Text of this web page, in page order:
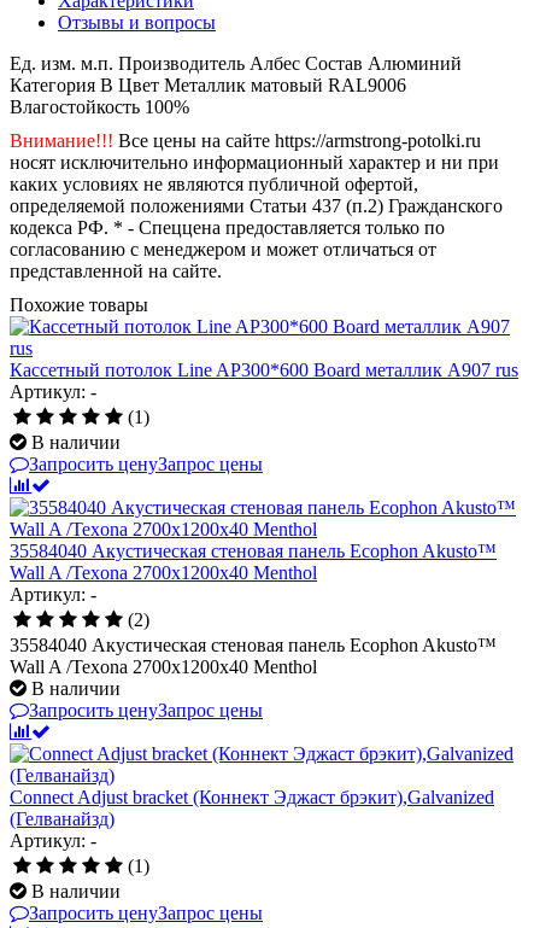
Отзывы и вопросы
Ед. изм. м.п. Производитель Албес Состав Алюминий
Категория B Цвет Металлик матовый RAL9006
Влагостойкость 100%
Внимание!!! Все цены на сайте https://armstrong-potolki.ru
носят исключительно информационный характер и ни при
каких условиях не являются публичной офертой,
определяемой положениями Статьи 437 (п.2) Гражданского
кодекса РФ. * - Спеццена предоставляется только по
согласованию с менеджером и может отличаться от
представленной на сайте.
Похожие товары
Кассетный потолок Line AP300*600 Board металлик А907 rus
Артикул: -
(1)
В наличии
Запросить ценуЗапрос цены
35584040 Акустическая стеновая панель Ecophon Akusto™
Wall A /Texona 2700x1200x40 Menthol
Артикул: -
(2)
35584040 Акустическая стеновая панель Ecophon Akusto™
Wall A /Texona 2700x1200x40 Menthol
В наличии
Запросить ценуЗапрос цены
Connect Adjust bracket (Коннект Эджаст брэкит),Galvanized
(Гелванайзд)
Артикул: -
(1)
В наличии
Запросить ценуЗапрос цены